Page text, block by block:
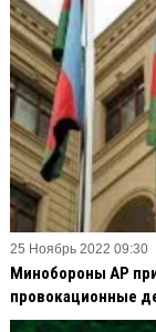
25 Ноябрь 2022 09:30
Минобороны АР
провокационные